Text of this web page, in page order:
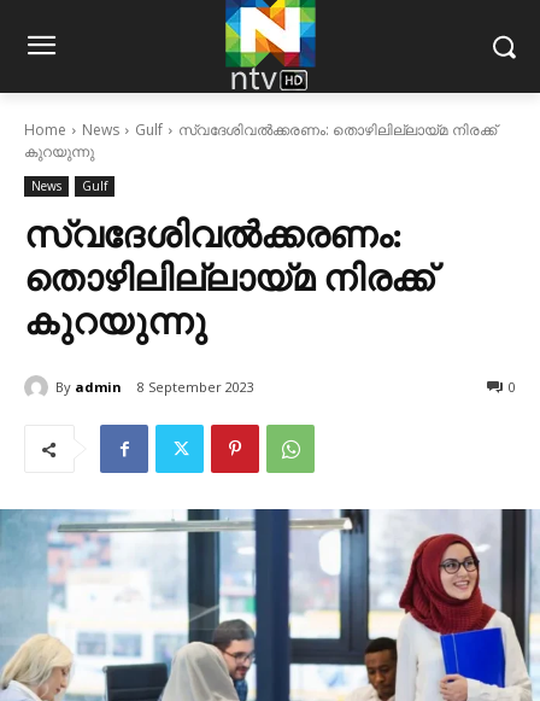
Home News Gulf
സ്വദേശിവല്‍ക്കരണം: തൊഴിലില്ലായ്മ നിരക്ക്
കുറയുന്നു
News Gulf
സ്വദേശിവല്‍ക്കരണം:
തൊഴിലില്ലായ്മ നിരക്ക്
കുറയുന്നു
By admin 8 September 2023 0